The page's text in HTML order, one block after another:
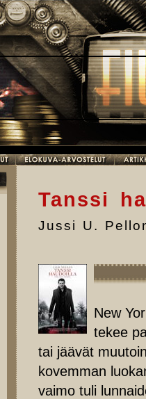
Tanssi
Jussi U.
New
tekee
tai jäävät
kovemman
vaimo tuli